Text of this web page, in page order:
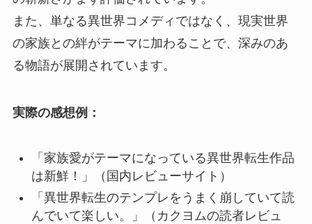
また、単なる異世界コメディではなく、現実世界
の家族との絆がテーマに加わることで、深みのあ
る物語が展開されています。
実際の感想例：
「家族愛がテーマになっている異世界転生作品
は新鮮！」（国内レビューサイト）
「異世界転生のテンプレをうまく崩していて読
んでいて楽しい。」（カクヨムの読者レビュ